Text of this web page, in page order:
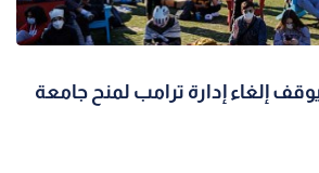
إلغاء إدارة ترامب لمنح جامعة